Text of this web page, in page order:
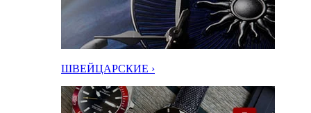
ШВЕЙЦАРСКИЕ ›